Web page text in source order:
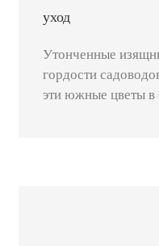
уход
Утонченные
гордости
эти южные цветы в